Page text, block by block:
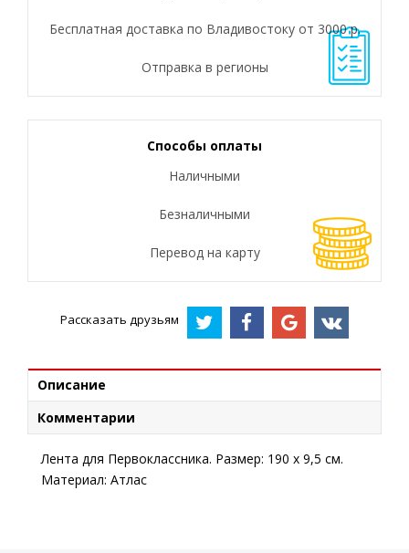
Бесплатная доставка по Владивостоку от 3000 р.
Отправка в регионы
Способы оплаты
Наличными
Безналичными
Перевод на карту
Рассказать друзьям
Описание
Комментарии
Лента для Первоклассника. Размер: 190 х 9,5 см.
Материал: Атлас